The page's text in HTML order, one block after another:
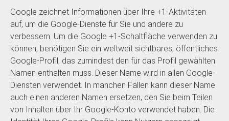
Google zeichnet Informationen über Ihre +1-Aktivitäten
auf, um die Google-Dienste für Sie und andere zu
verbessern. Um die Google +1-Schaltfläche verwenden zu
können, benötigen Sie ein weltweit sichtbares, öffentliches
Google-Profil, das zumindest den für das Profil gewählten
Namen enthalten muss. Dieser Name wird in allen Google-
Diensten verwendet. In manchen Fällen kann dieser Name
auch einen anderen Namen ersetzen, den Sie beim Teilen
von Inhalten über Ihr Google-Konto verwendet haben. Die